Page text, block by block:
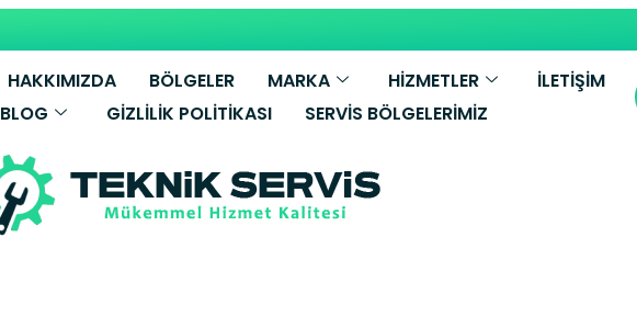
HAKKIMIZDA BÖLGELER MARKA HİZMETLER
İLETIŞIM
BLOG
GIZLILIK POLITIKASI SERVIS BÖLGELERIMIZ